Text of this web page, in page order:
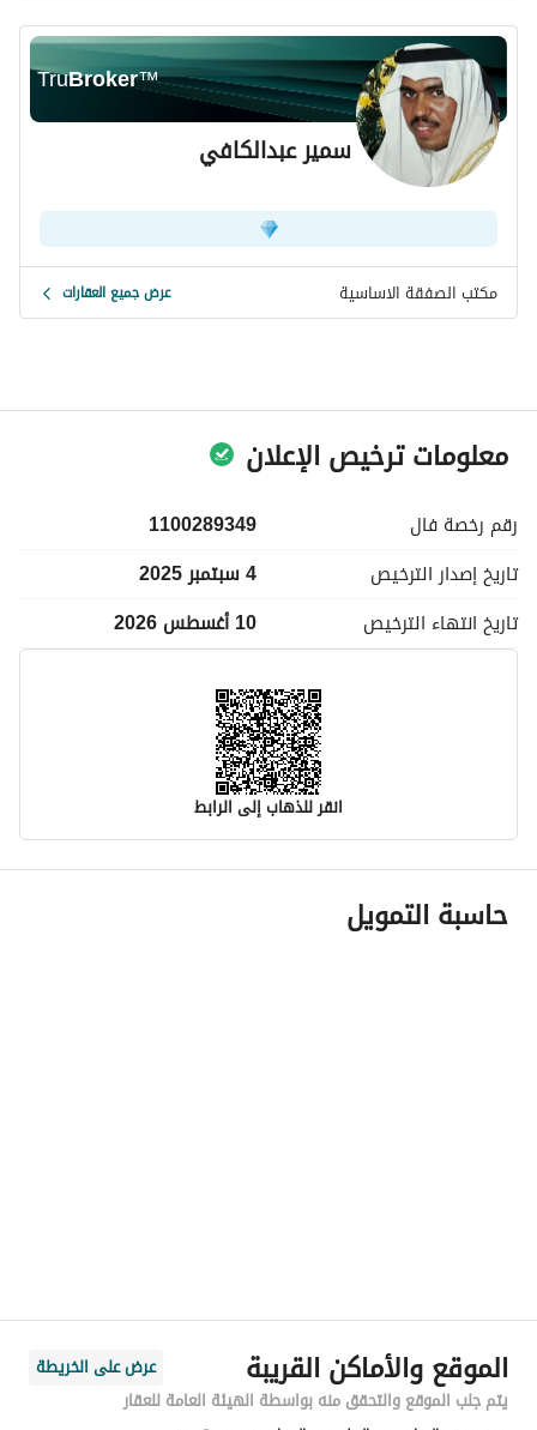
TruBroker™
سمير عبدالكافي
مكتب الصفقة الاساسية عرض جميع العقارات
معلومات ترخيص الإعلان
رقم رخصة فال
1100289349
تاريخ إصدار الترخيص
4 سبتمبر 2025
تاريخ انتهاء الترخيص 10 أغسطس 2026
انقر للذهاب إلى الرابط
معلومات مسؤول الإعلان
اسم المسؤول
رقم المبنى
7057
حاسبة التمويل
الموقع والأماكن القريبة
عرض على الخريطة
يتم جلب الموقع والتحقق منه بواسطة الهيئة العامة للعقار